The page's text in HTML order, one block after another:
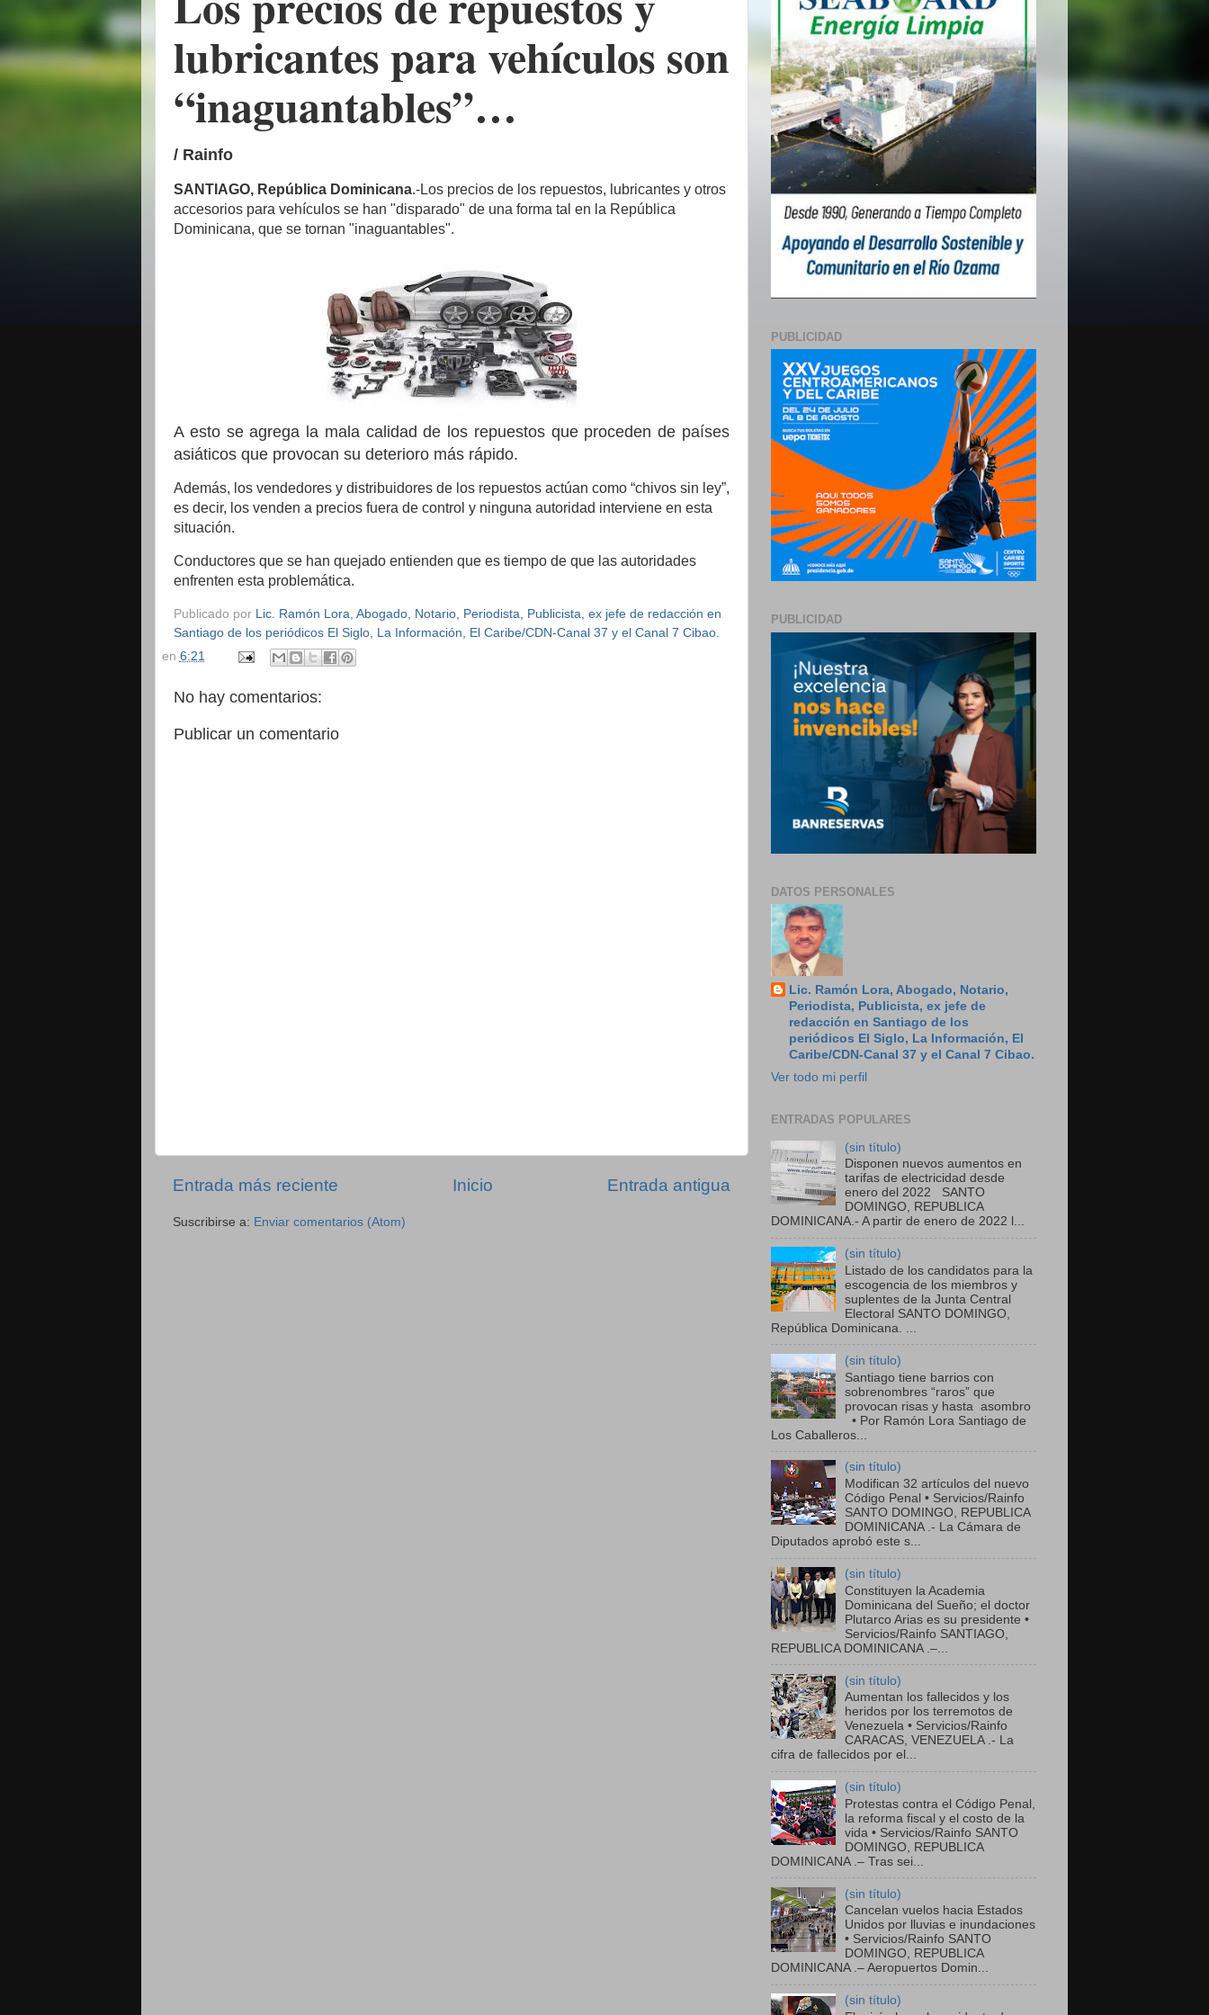
lubricantes para vehículos son
“inaguantables”…
/ Rainfo
SANTIAGO, República Dominicana.-Los precios de los repuestos, lubricantes y otros
accesorios para vehículos se han "disparado" de una forma tal en la República
Dominicana, que se tornan "inaguantables".
A esto se agrega la mala calidad de los repuestos que proceden de países
asiáticos que provocan su deterioro más rápido.
Además, los vendedores y distribuidores de los repuestos actúan como “chivos sin ley”,
es decir, los venden a precios fuera de control y ninguna autoridad interviene en esta
situación.
Conductores que se han quejado entienden que es tiempo de que las autoridades
enfrenten esta problemática.
Publicado por Lic. Ramón Lora, Abogado, Notario, Periodista, Publicista, ex jefe de redacción en
Santiago de los periódicos El Siglo, La Información, El Caribe/CDN-Canal 37 y el Canal 7 Cibao.
en 6:21
No hay comentarios:
Publicar un comentario
Entrada más reciente Entrada antigua
Inicio
Suscribirse a: Enviar comentarios (Atom)
PUBLICIDAD
PUBLICIDAD
DATOS PERSONALES
Lic. Ramón Lora, Abogado, Notario,
Periodista, Publicista, ex jefe de
redacción en Santiago de los
periódicos El Siglo, La Información, El
Caribe/CDN-Canal 37 y el Canal 7 Cibao.
Ver todo mi perfil
ENTRADAS POPULARES
(sin título)
Disponen nuevos aumentos en
tarifas de electricidad desde
enero del 2022 SANTO
DOMINGO, REPUBLICA
DOMINICANA.- A partir de enero de 2022 l...
(sin título)
Listado de los candidatos para la
escogencia de los miembros y
suplentes de la Junta Central
Electoral SANTO DOMINGO,
República Dominicana. ...
(sin título)
Santiago tiene barrios con
sobrenombres “raros” que
provocan risas y hasta asombro
• Por Ramón Lora Santiago de
Los Caballeros...
(sin título)
Modifican 32 artículos del nuevo
Código Penal • Servicios/Rainfo
SANTO DOMINGO, REPUBLICA
DOMINICANA .- La Cámara de
Diputados aprobó este s...
(sin título)
Constituyen la Academia
Dominicana del Sueño; el doctor
Plutarco Arias es su presidente •
Servicios/Rainfo SANTIAGO,
REPUBLICA DOMINICANA .–...
(sin título)
Aumentan los fallecidos y los
heridos por los terremotos de
Venezuela • Servicios/Rainfo
CARACAS, VENEZUELA .- La
cifra de fallecidos por el...
(sin título)
Protestas contra el Código Penal,
la reforma fiscal y el costo de la
vida • Servicios/Rainfo SANTO
DOMINGO, REPUBLICA
DOMINICANA .– Tras sei...
(sin título)
Cancelan vuelos hacia Estados
Unidos por lluvias e inundaciones
• Servicios/Rainfo SANTO
DOMINGO, REPUBLICA
DOMINICANA .– Aeropuertos Domin...
(sin título)